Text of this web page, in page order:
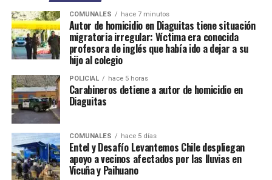
COMUNALES hace 7 minutos
Autor de homicidio en Diaguitas tiene situación
migratoria irregular: Víctima era conocida
profesora de inglés que había ido a dejar a su
hijo al colegio
POLICIAL hace 5 horas
Carabineros detiene a autor de homicidio en
Diaguitas
COMUNALES hace 5 días
Entel y Desafío Levantemos Chile despliegan
apoyo a vecinos afectados por las lluvias en
Vicuña y Paihuano